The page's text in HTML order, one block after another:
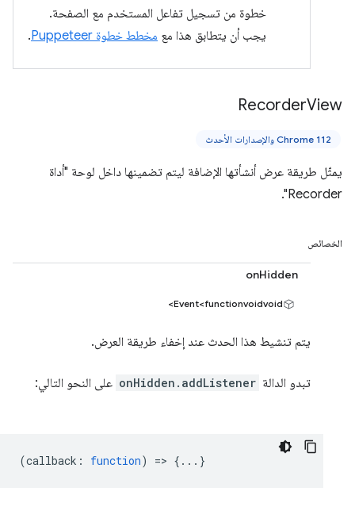
خطوة من تسجيل تفاعل المستخدم مع الصفحة.
يجب أن يتطابق هذا مع مخطط خطوة Puppeteer .
RecorderView
Chrome 112 والإصدارات الأحدث
يمثّل طريقة عرض أنشأتها الإضافة ليتم تضمينها داخل لوحة "أداة
Recorder".
الخصائص
onHidden
Event<functionvoidvoid>
يتم تنشيط هذا الحدث عند إخفاء طريقة العرض.
تبدو الدالة onHidden.addListener على النحو التالي:
(callback : function) => {...}